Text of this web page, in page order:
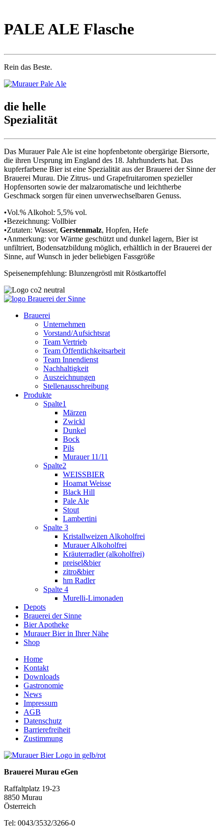
PALE ALE Flasche
Rein das Beste.
die helle
Spezialität
Das Murauer Pale Ale ist eine hopfenbetonte obergärige Biersorte,
die ihren Ursprung im England des 18. Jahrhunderts hat. Das
kupferfarbene Bier ist eine Spezialität aus der Brauerei der Sinne der
Brauerei Murau. Die Zitrus- und Grapefruitaromen spezieller
Hopfensorten sowie der malzaromatische und leichtherbe
Geschmack sorgen für einen unverwechselbaren Genuss.
•Vol.% Alkohol: 5,5% vol.
•Bezeichnung: Vollbier
•Zutaten: Wasser, Gerstenmalz, Hopfen, Hefe
•Anmerkung: vor Wärme geschützt und dunkel lagern, Bier ist
unfiltriert, Bodensatzbildung möglich, erhältlich in der Brauerei der
Sinne, auf Wunsch in jeder beliebigen Fassgröße
Speisenempfehlung: Blunzengröstl mit Röstkartoffel
Brauerei
Unternehmen
Vorstand/Aufsichtsrat
Team Vertrieb
Team Öffentlichkeitsarbeit
Team Innendienst
Nachhaltigkeit
Auszeichnungen
Stellenausschreibung
Produkte
Spalte1
Märzen
Zwickl
Dunkel
Bock
Pils
Murauer 11/11
Spalte2
WEISSBIER
Hoamat Weisse
Black Hill
Pale Ale
Stout
Lambertini
Spalte 3
Kristallweizen Alkoholfrei
Murauer Alkoholfrei
Kräuterradler (alkoholfrei)
preisel&bier
zitro&bier
hm Radler
Spalte 4
Murelli-Limonaden
Depots
Brauerei der Sinne
Bier Apotheke
Murauer Bier in Ihrer Nähe
Shop
Home
Kontakt
Downloads
Gastronomie
News
Impressum
AGB
Datenschutz
Barrierefreiheit
Zustimmung
Brauerei Murau eGen
Raffaltplatz 19-23
8850 Murau
Österreich
Tel: 0043/3532/3266-0